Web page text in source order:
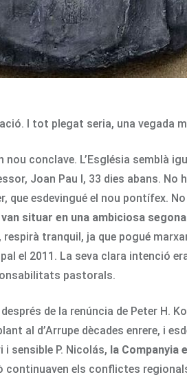
I tot plegat seria, una vegada
conclave. L’Església semblà
Joan Pau I, 33 dies abans.
que esdevingué el nou pontífex.
situar en una ambiciosa
tranquil, ja que pogué
el 2011. La seva clara intenció
pastorals.
de la renúncia de Peter H.
al d’Arrupe dècades enrere, i
i sensible P. Nicolás, la Companyia
els conflictes